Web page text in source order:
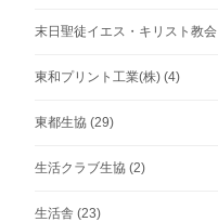
末日聖徒イエス・キリスト教会
東和プリント工業(株) (4)
東都生協 (29)
生活クラブ生協 (2)
生活舎 (23)